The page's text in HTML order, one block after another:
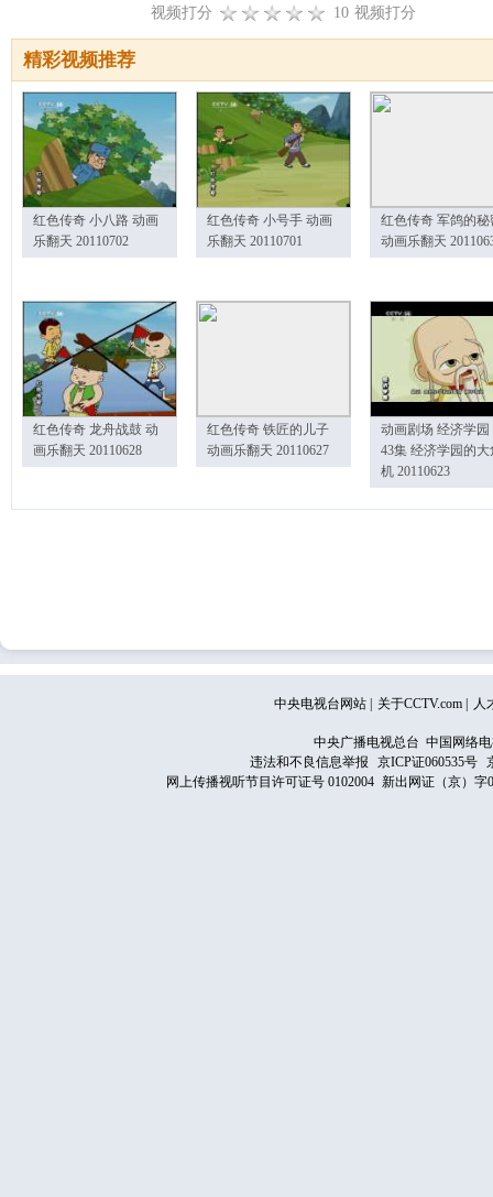
视频打分 10 视频打分
精彩视频推荐
红色传奇 小八路 动画
乐翻天 20110702
红色传奇 小号手 动画
乐翻天 20110701
红色传奇 军鸽的秘
动画乐翻天
红色传奇 龙舟战鼓 动
画乐翻天 20110628
红色传奇 铁匠的儿子
动画乐翻天 20110627
动画剧场 经济学园
43集 经济学园的大
机 20110623
中央电视台网站 关于CCTV.com 人
中央广播电视总台 中国网络
违法和不良信息举报
京ICP证060535号
网上传播视听节目许可证号 0102004 新出网证（京）